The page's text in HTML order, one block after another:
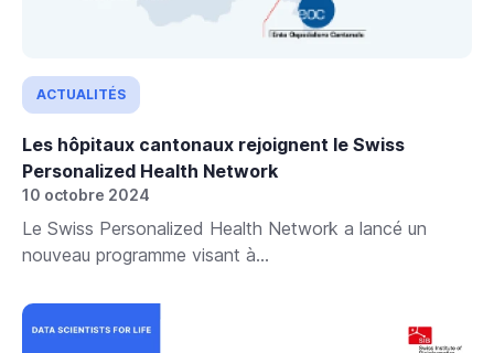
ACTUALITÉS
Les hôpitaux cantonaux rejoignent le Swiss
Personalized Health Network
10 octobre 2024
Le Swiss Personalized Health Network a lancé un
nouveau programme visant à...